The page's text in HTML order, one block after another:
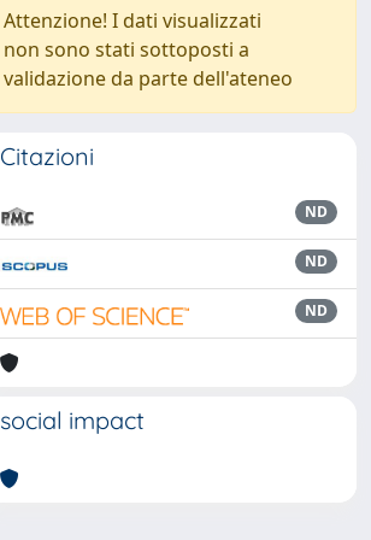
Attenzione! I dati visualizzati
non sono stati sottoposti a
validazione da parte dell'ateneo
Citazioni
ND
ND
ND
social impact